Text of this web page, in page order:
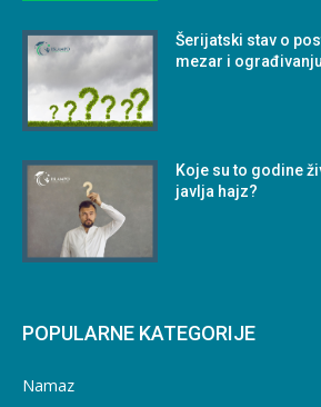
Šerijatski stav o
mezar i
Koje su to godine
javlja hajz?
POPULARNE KATEGORIJE
Namaz